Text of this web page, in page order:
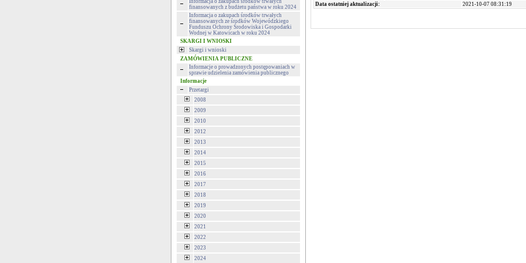
Informacja o zakupach środków trwałych
finansowanych z budżetu państwa w roku 2024
Informacja o zakupach środków trwałych
finansowanych ze środków Wojewódzkiego
Funduszu Ochrony Środowiska i Gospodarki
Wodnej w Katowicach w roku 2024
SKARGI I WNIOSKI
Skargi i wnioski
ZAMÓWIENIA PUBLICZNE
Informacje o prowadzonych postępowaniach w
sprawie udzielenia zamówienia publicznego
Informacje
Przetargi
2008
2009
2010
2012
2013
2014
2015
2016
2017
2018
2019
2020
2021
2022
2023
2024
Data ostatniej aktualizacji:
2021-10-07 08:31:19